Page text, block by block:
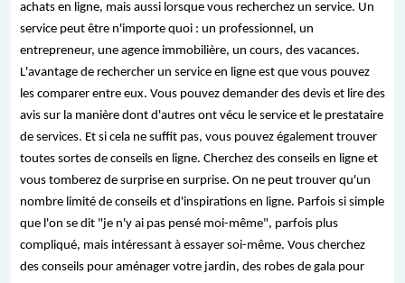
achats en ligne, mais aussi lorsque vous recherchez un service. Un
service peut être n'importe quoi : un professionnel, un
entrepreneur, une agence immobilière, un cours, des vacances.
L'avantage de rechercher un service en ligne est que vous pouvez
les comparer entre eux. Vous pouvez demander des devis et lire des
avis sur la manière dont d'autres ont vécu le service et le prestataire
de services. Et si cela ne suffit pas, vous pouvez également trouver
toutes sortes de conseils en ligne. Cherchez des conseils en ligne et
vous tomberez de surprise en surprise. On ne peut trouver qu'un
nombre limité de conseils et d'inspirations en ligne. Parfois si simple
que l'on se dit "je n'y ai pas pensé moi-même", parfois plus
compliqué, mais intéressant à essayer soi-même. Vous cherchez
des conseils pour aménager votre jardin, des robes de gala pour